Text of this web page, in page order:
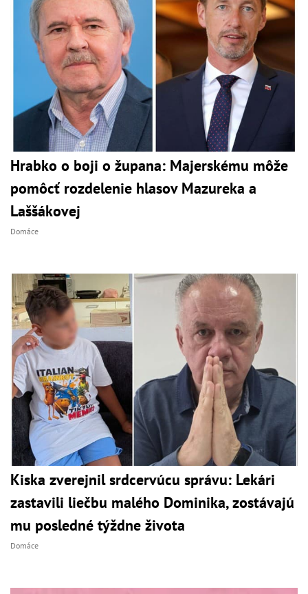
Hrabko o boji o župana: Majerskému môže
pomôcť rozdelenie hlasov Mazureka a
Laššákovej
Domáce
Kiska zverejnil srdcervúcu správu: Lekári
zastavili liečbu malého Dominika, zostávajú
mu posledné týždne života
Domáce